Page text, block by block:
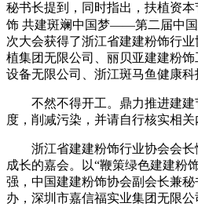
秘书长提到，同时指出，扶植资
饰 共建斑斓中国梦——第二届中国
次大会获得了浙江省建建粉饰行
植集团无限公司、丽贝亚建建粉
设备无限公司、浙江斑马鱼健康
不然不得开工。鼎力推进建建
度，削减污染，并请自行核实相关
浙江省建建粉饰行业协会会长恽
成长的嘉会。以“鞭策绿色建建粉
强，中国建建粉饰协会副会长兼
办，深圳市嘉信福实业集团无限